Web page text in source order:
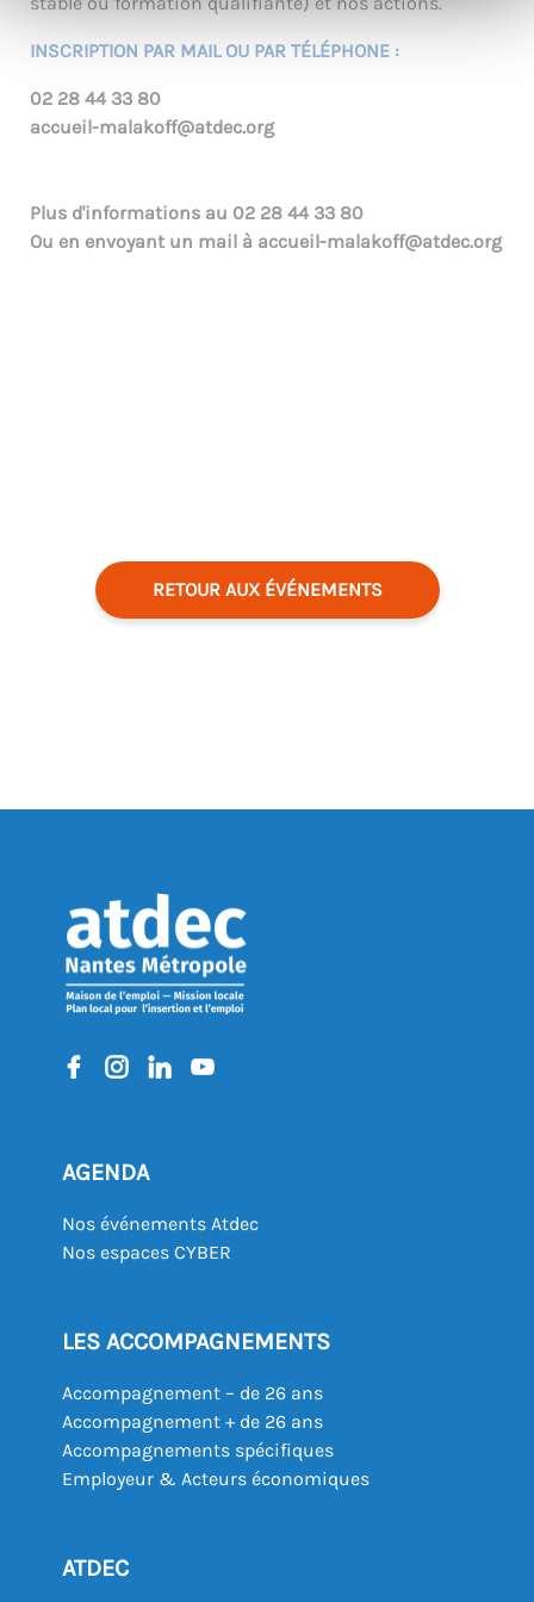
INSCRIPTION PAR MAIL OU PAR TÉLÉPHONE :
02 28 44 33 80
accueil-malakoff@atdec.org
Plus d'informations au 02 28 44 33 80
Ou en envoyant un mail à accueil-malakoff@atdec.org
RETOUR AUX ÉVÉNEMENTS
AGENDA
Nos événements Atdec
Nos espaces CYBER
LES ACCOMPAGNEMENTS
Accompagnement – de 26 ans
Accompagnement + de 26 ans
Accompagnements spécifiques
Employeur & Acteurs économiques
ATDEC